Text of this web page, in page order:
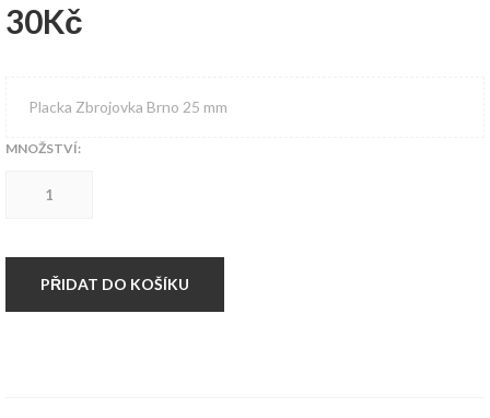
30Kč
Placka Zbrojovka Brno 25 mm
MNOŽSTVÍ:
Zbrojovka
PŘIDAT DO KOŠÍKU